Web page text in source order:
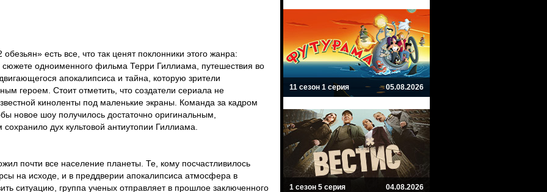
есть все, что так ценят поклонники этого жанра:
сюжете одноименного фильма Терри Гиллиама, путешествия во
апокалипсиса и тайна, которую зрители
героем. Стоит отметить, что создатели сериала не
киноленты под маленькие экраны. Команда за кадром
новое шоу получилось достаточно оригинальным,
дух культовой антиутопии Гиллиама.
почти все население планеты. Те, кому посчастливилось
на исходе, и в преддверии апокалипсиса атмосфера в
ситуацию, группа ученых отправляет в прошлое заключенного
11 сезон 1 серия 05.08.2026
1 сезон 5 серия 04.08.2026